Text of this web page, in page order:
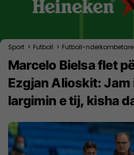
Sport > Futboll > Futboll-nderkombetare
Marcelo Bielsa flet
Ezgjan Alioskit:
largimin e tij, kisha